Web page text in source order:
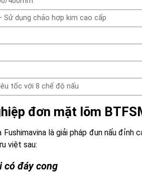
Sử dụng chảo hợp kim cao cấp
tốc với 8 chế độ nấu
đơn mặt lõm
là giải pháp đun nấu
việt sau:
có đáy cong